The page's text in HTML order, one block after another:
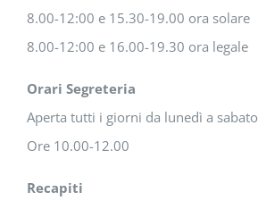
8.00-12:00 e 15.30-19.00 ora solare
8.00-12:00 e 16.00-19.30 ora legale
Orari Segreteria
Aperta tutti i giorni da lunedì a sabato
Ore 10.00-12.00
Recapiti